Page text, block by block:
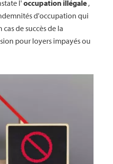
l'occupation illégale ,
d'occupation qui
de succès de la
pour loyers impayés ou